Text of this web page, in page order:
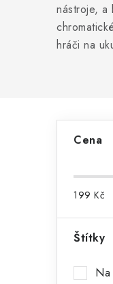
nástroje, a
hráči na
t
Cena
199 Kč
Štítky
Na